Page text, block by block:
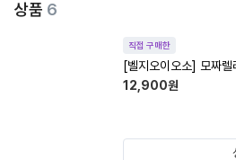
상품 6
직접 구매한
[벨지오이오소] 모짜
12,900원